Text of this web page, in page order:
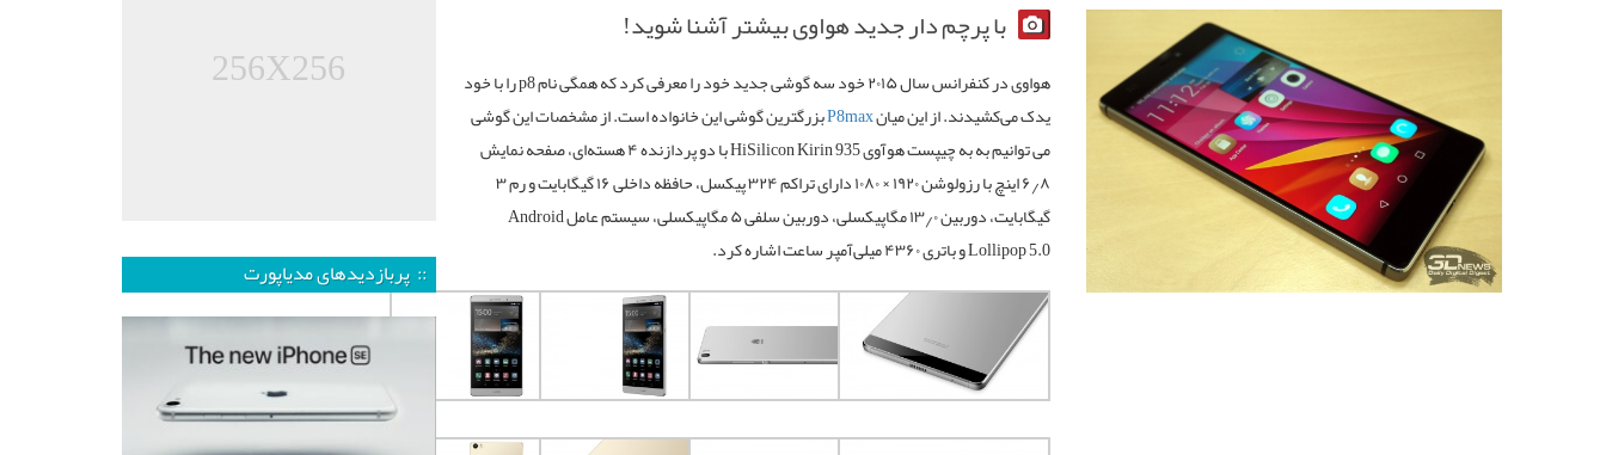
با پرچم دار جدید هواوی بیشتر آشنا شوید!
هواوی در کنفرانس سال ۲۰۱۵ خود سه گوشی جدید خود را معرفی کرد که همگی نام p8 را با خود
یدک می‌کشیدند. از این میانP8maxبزرگترین گوشی این خانواده است. از مشخصات این گوشی
می توانیم به به چیپست هوآوی HiSilicon Kirin 935 با دو پردازنده ۴ هسته‌ای، صفحه نمایش
۶٫۸ اینچ با رزولوشن ۱۹۲۰ × ۱۰۸۰ دارای تراکم ۳۲۴ پیکسل، حافظه‌ داخلی ۱۶ گیگابایت و رم ۳
گیگابایت،دوربین
۱۳٫۰ مگاپیکسلی، دوربین سلفی ۵ مگاپیکسلی، سیستم عامل Android
Lollipop 5.0 و باتری ۴۳۶۰ میلی‌آمپر ساعت اشاره کرد.
256X256
:: پربازدیدهای مدیاپورت